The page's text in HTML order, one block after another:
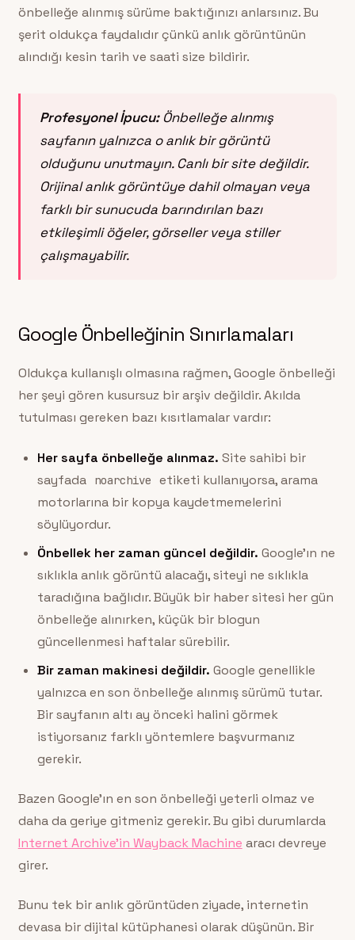
önbelleğe alınmış sürüme baktığınızı anlarsınız. Bu
şerit oldukça faydalıdır çünkü anlık görüntünün
alındığı kesin tarih ve saati size bildirir.
Profesyonel İpucu:Önbelleğe alınmış
sayfanın yalnızca o anlık bir görüntü
olduğunu unutmayın. Canlı bir site değildir.
Orijinal anlık görüntüye dahil olmayan veya
farklı bir sunucuda barındırılan bazı
etkileşimli öğeler, görseller veya stiller
çalışmayabilir.
Google Önbelleğinin Sınırlamaları
Oldukça kullanışlı olmasına rağmen, Google önbelleği
her şeyi gören kusursuz bir arşiv değildir. Akılda
tutulması gereken bazı kısıtlamalar vardır:
Her sayfa önbelleğe alınmaz. Site sahibi bir
sayfada
noarchive
etiketi kullanıyorsa, arama
motorlarına bir kopya kaydetmemelerini
söylüyordur.
Önbellek her zaman güncel değildir. Google’ın ne
sıklıkla anlık görüntü alacağı, siteyi ne sıklıkla
taradığına bağlıdır. Büyük bir haber sitesi her gün
önbelleğe alınırken, küçük bir blogun
güncellenmesi haftalar sürebilir.
Bir zaman makinesi değildir. Google genellikle
yalnızca en son önbelleğe alınmış sürümü tutar.
Bir sayfanın altı ay önceki halini görmek
istiyorsanız farklı yöntemlere başvurmanız
gerekir.
Bazen Google’ın en son önbelleği yeterli olmaz ve
daha da geriye gitmeniz gerekir. Bu gibi durumlarda
Internet Archive’in Wayback Machine aracı devreye
girer.
Bunu tek bir anlık görüntüden ziyade, internetin
devasa bir dijital kütüphanesi olarak düşünün. Bir